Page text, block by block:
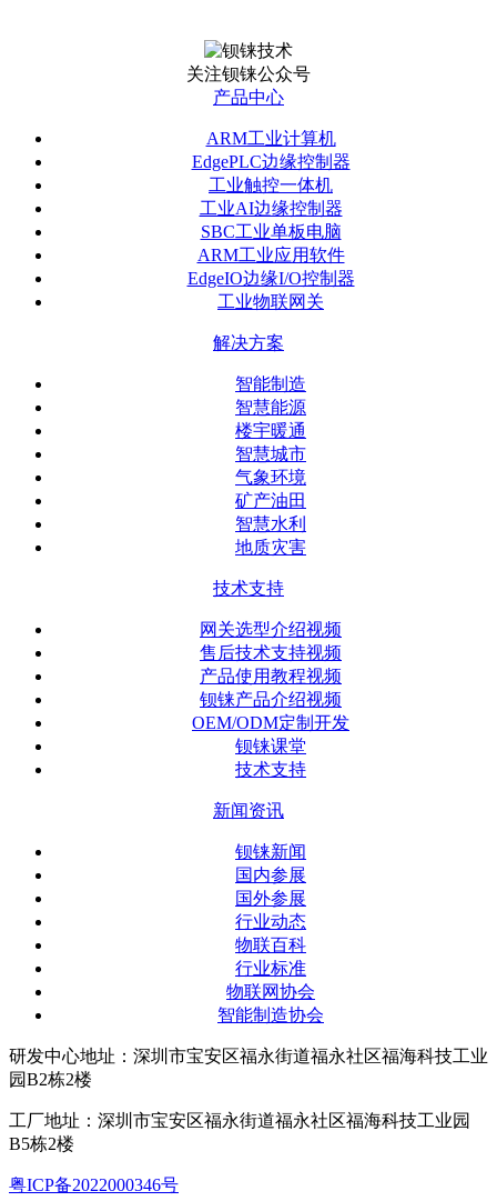
关注钡铼公众号
产品中心
ARM工业计算机
EdgePLC边缘控制器
工业触控一体机
工业AI边缘控制器
SBC工业单板电脑
ARM工业应用软件
EdgeIO边缘I/O控制器
工业物联网关
解决方案
智能制造
智慧能源
楼宇暖通
智慧城市
气象环境
矿产油田
智慧水利
地质灾害
技术支持
网关选型介绍视频
售后技术支持视频
产品使用教程视频
钡铼产品介绍视频
OEM/ODM定制开发
钡铼课堂
技术支持
新闻资讯
钡铼新闻
国内参展
国外参展
行业动态
物联百科
行业标准
物联网协会
智能制造协会
研发中心地址：深圳市宝安区福永街道福永社区福海科技工业
园B2栋2楼
工厂地址：深圳市宝安区福永街道福永社区福海科技工业园
B5栋2楼
粤ICP备2022000346号